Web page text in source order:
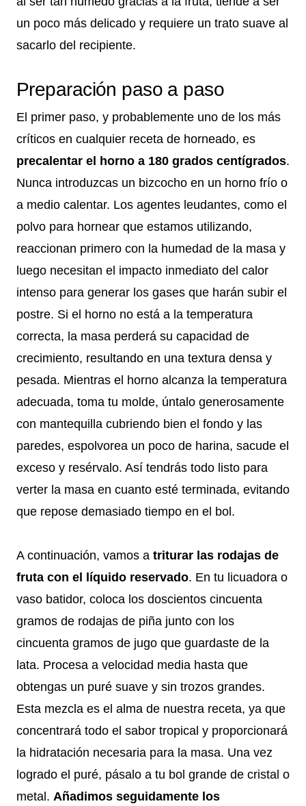
un poco más delicado y requiere un trato suave al
sacarlo del recipiente.
Preparación paso a paso
El primer paso, y probablemente uno de los más
críticos en cualquier receta de horneado, es
precalentar el horno a 180 grados centígrados.
Nunca introduzcas un bizcocho en un horno frío o
a medio calentar. Los agentes leudantes, como el
polvo para hornear que estamos utilizando,
reaccionan primero con la humedad de la masa y
luego necesitan el impacto inmediato del calor
intenso para generar los gases que harán subir el
postre. Si el horno no está a la temperatura
correcta, la masa perderá su capacidad de
crecimiento, resultando en una textura densa y
pesada. Mientras el horno alcanza la temperatura
adecuada, toma tu molde, úntalo generosamente
con mantequilla cubriendo bien el fondo y las
paredes, espolvorea un poco de harina, sacude el
exceso y resérvalo. Así tendrás todo listo para
verter la masa en cuanto esté terminada, evitando
que repose demasiado tiempo en el bol.
A continuación, vamos a triturar las rodajas de
fruta con el líquido reservado. En tu licuadora o
vaso batidor, coloca los doscientos cincuenta
gramos de rodajas de piña junto con los
cincuenta gramos de jugo que guardaste de la
lata. Procesa a velocidad media hasta que
obtengas un puré suave y sin trozos grandes.
Esta mezcla es el alma de nuestra receta, ya que
concentrará todo el sabor tropical y proporcionará
la hidratación necesaria para la masa. Una vez
logrado el puré, pásalo a tu bol grande de cristal o
metal. Añadimos seguidamente los